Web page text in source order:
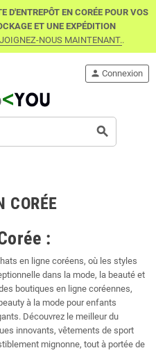
D'ENTREPÔT EN CORÉE POUR VOS
ET UNE EXPÉDITION
NOUS MAINTENANT..
search
person Connexion
CORÉE
:
en ligne coréens, où les styles
dans la mode, la beauté et
boutiques en ligne coréennes,
à la mode pour enfants
Découvrez le meilleur du
innovants, vêtements de sport
mignonne, tout à portée de